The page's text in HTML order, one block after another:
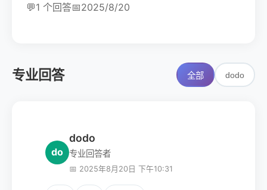
💬1 个回答📅2025/8/20
专业回答 全部 dodo
do
dodo
专业回答者
📅 2025年8月20日 下午10:31